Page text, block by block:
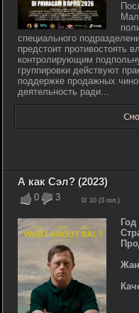
специального
предстоит противостоять
контролирующим
группировки действуют
поддержке продажных
деятельность ради...
0 3 0/ 10 (3 гол.)
А как Сэл? (2023)